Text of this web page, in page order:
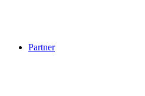
Partner